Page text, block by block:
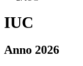
IUC
Anno 2026